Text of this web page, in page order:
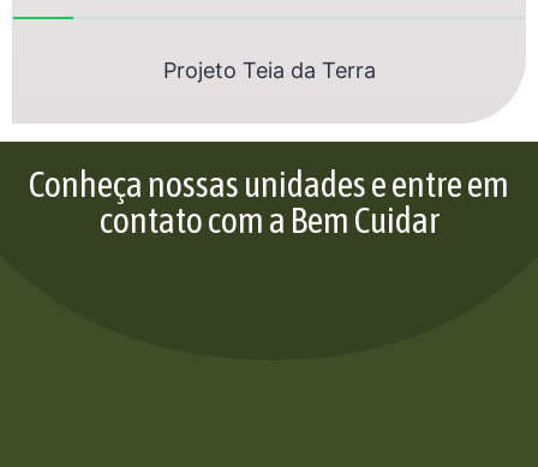
Projeto Teia da Terra
Conheça nossas unidades e entre em
contato com a Bem Cuidar